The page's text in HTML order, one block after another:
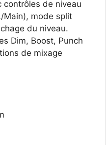
contrôles de niveau
Main), mode split
du niveau.
Dim, Boost, Punch
de mixage